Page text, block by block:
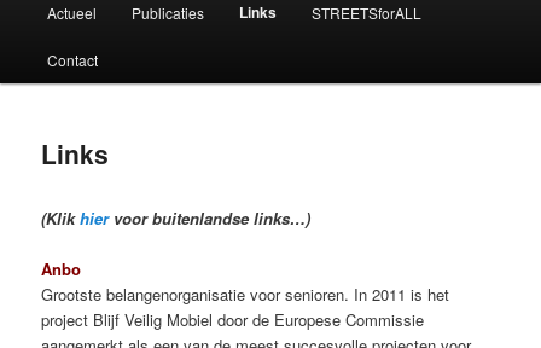
Actueel Publicaties Links STREETSforALL
Contact
Links
(Klikhiervoor buitenlandse links…)
Anbo
Grootste belangenorganisatie voor senioren. In 2011 is het
project Blijf Veilig Mobiel door de Europese Commissie